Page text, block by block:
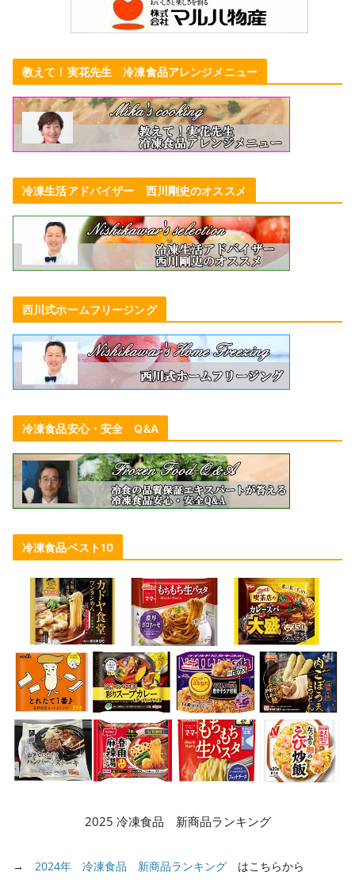
教えて！実花先生 冷凍食品アレンジメニュー
冷凍生活アドバイザー 西川剛史のオススメ
西川式ホームフリージング
冷凍食品安心・安全 Q&A
冷凍食品ベスト10
2025 冷凍食品 新商品ランキング
→ 2024年 冷凍食品 新商品ランキング はこちらから